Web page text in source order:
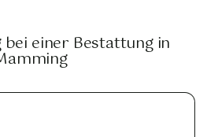
einer Bestattung in